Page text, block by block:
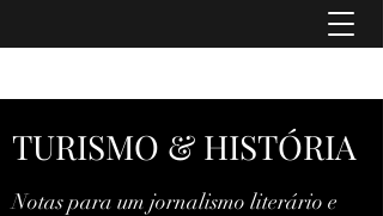
TURISMO & HISTÓRIA
Notas para um jornalismo literário e